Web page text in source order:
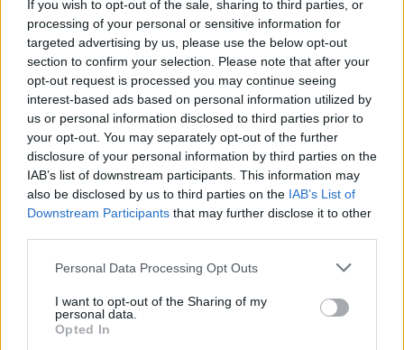
If you wish to opt-out of the sale, sharing to third parties, or
processing of your personal or sensitive information for
targeted advertising by us, please use the below opt-out
section to confirm your selection. Please note that after your
opt-out request is processed you may continue seeing
interest-based ads based on personal information utilized by
us or personal information disclosed to third parties prior to
your opt-out. You may separately opt-out of the further
disclosure of your personal information by third parties on the
IAB’s list of downstream participants. This information may
also be disclosed by us to third parties on the IAB’s List of
Downstream Participants that may further disclose it to other
Personal Data Processing Opt Outs
I want to opt-out of the Sharing of my
personal data.
Opted In